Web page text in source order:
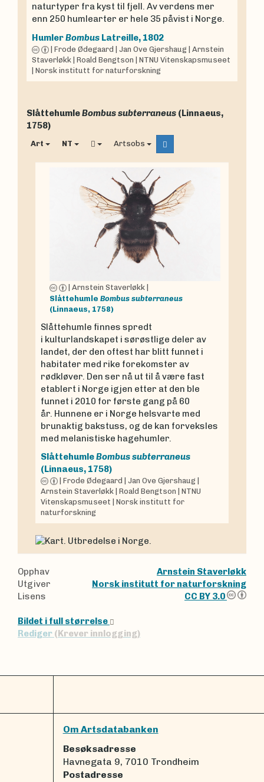
naturtyper fra kyst til fjell. Av verdens mer
enn 250 humlearter er hele 35 påvist i Norge.
HumlerBombus Latreille, 1802
Frode Ødegaard Jan Ove Gjershaug
Arnstein
Staverløkk Roald Bengtson
NTNU Vitenskapsmuseet
Norsk institutt for naturforskning
SlåttehumleBombus subterraneus (Linnaeus,
1758)
Art NT Artsobs
Arnstein Staverløkk
Slåttehumle Bombus subterraneus
(Linnaeus, 1758)
Slåttehumle finnes spredt
i kulturlandskapet i sørøstlige deler av
landet, der den oftest har blitt funnet i
habitater med rike forekomster av
rødkløver. Den ser nå ut til å være fast
etablert i Norge igjen etter at den ble
funnet i 2010 for første gang på 60
år. Hunnene er i Norge helsvarte med
brunaktig bakstuss, og de kan forveksles
med melanistiske hagehumler.
SlåttehumleBombus subterraneus
(Linnaeus, 1758)
Frode Ødegaard Jan Ove Gjershaug
Arnstein Staverløkk Roald Bengtson
NTNU
Vitenskapsmuseet
Norsk institutt for
naturforskning
Opphav
Arnstein Staverløkk
Utgiver
Norsk institutt for naturforskning
Lisens
CC BY 3.0
Bildet i full størrelse
Rediger (Krever innlogging)
Om Artsdatabanken
Besøksadresse
Havnegata 9, 7010 Trondheim
Postadresse